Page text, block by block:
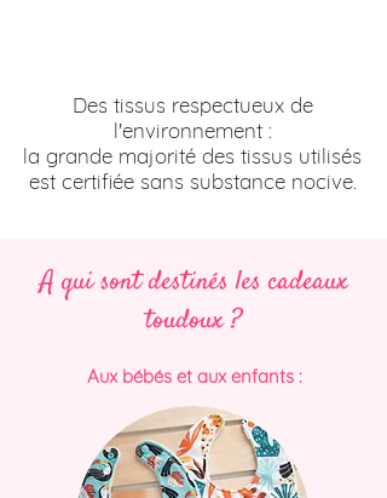
Des tissus respectueux de
l'environnement :
la grande majorité des tissus utilisés
est certifiée sans substance nocive.
A qui sont destinés les cadeaux
toudoux ?
Aux bébés et aux enfants :